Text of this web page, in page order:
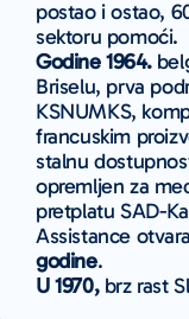
postao i ostao,
sektoru pomoći.
Godine 1964.
Briselu, prva
KSNUMKS,
francuskim
stalnu
opremljen za
pretplatu SAD-
Assistance
godine.
U 1970,brz rast